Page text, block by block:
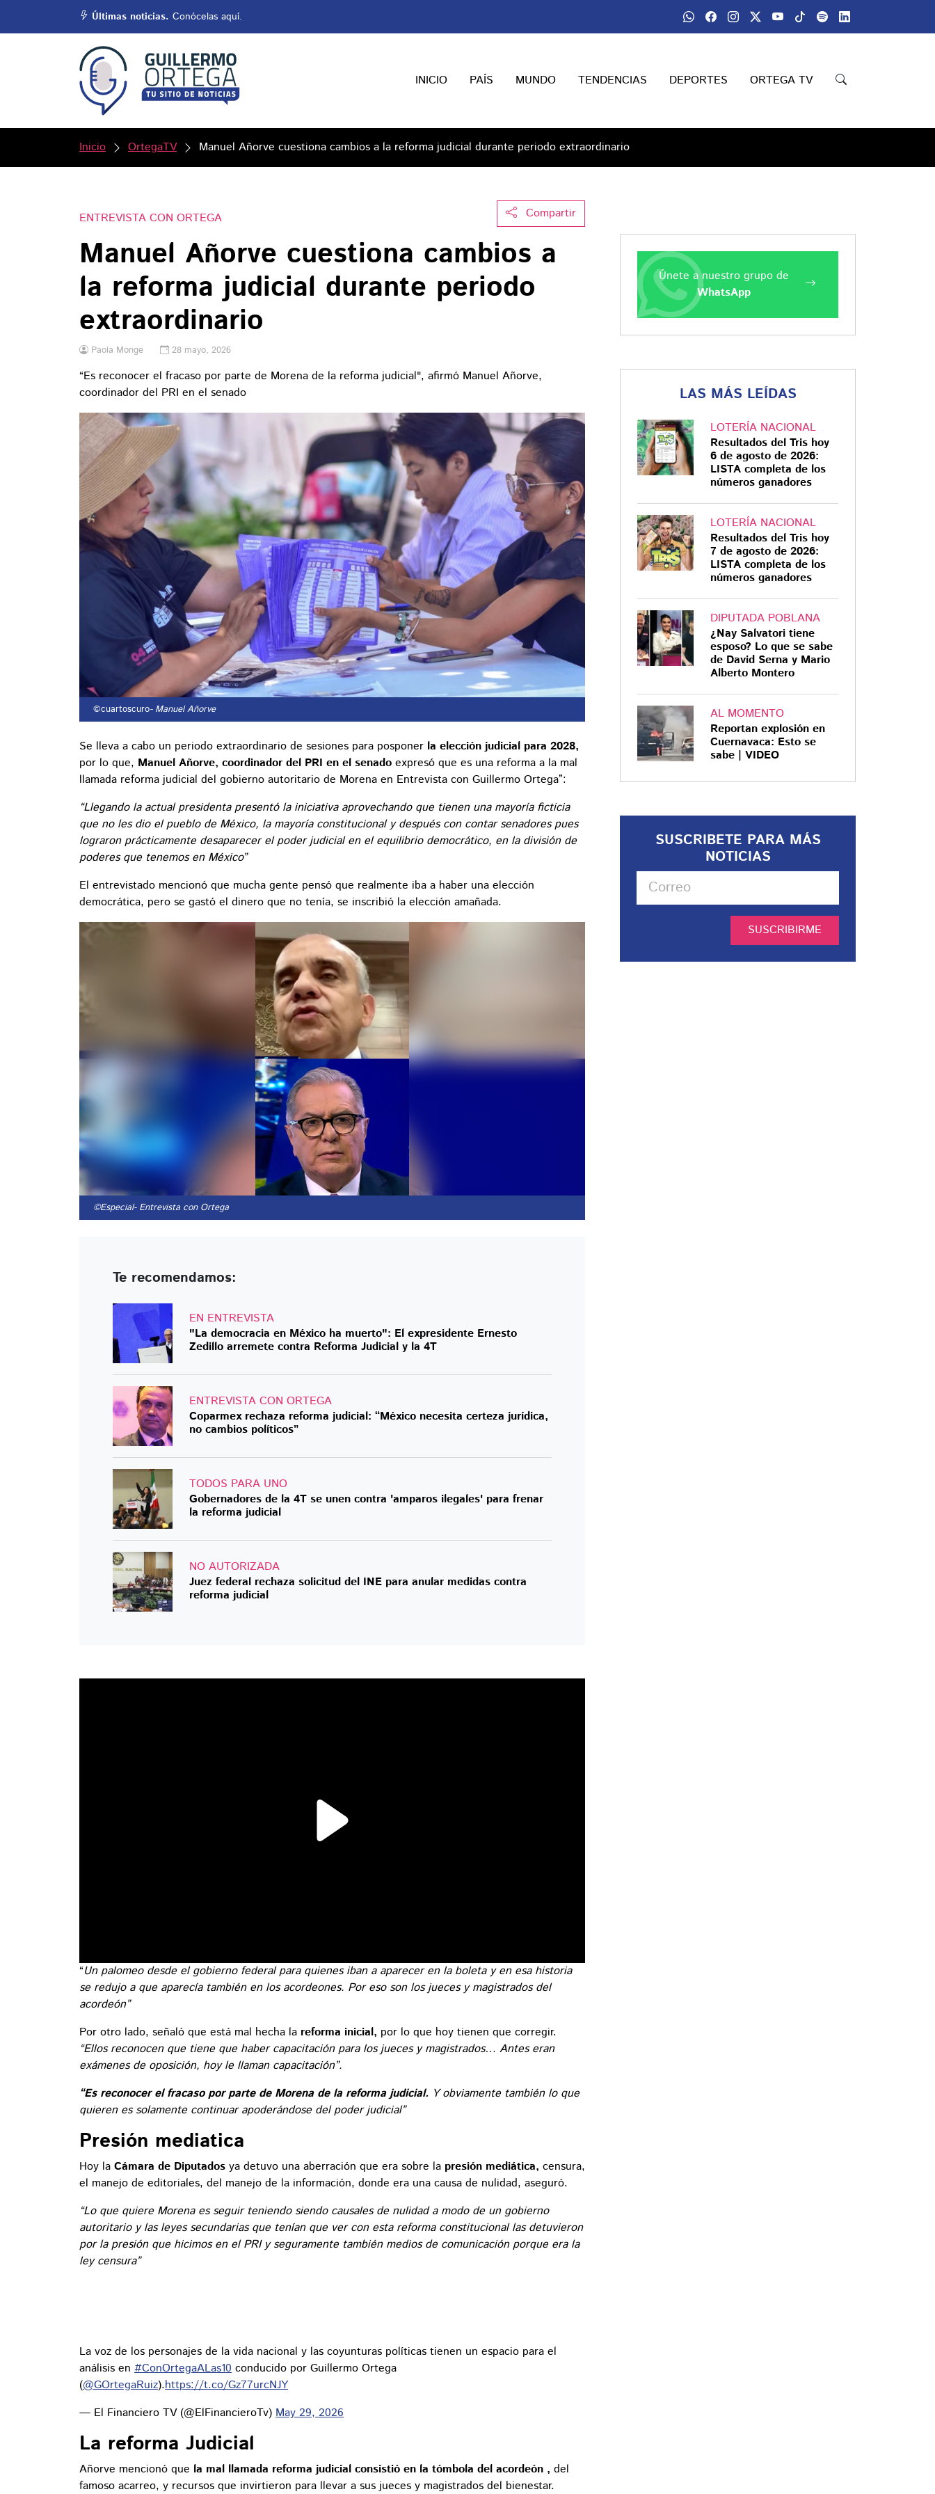
Últimas noticias. Conócelas aquí.
INICIO PAÍS MUNDO TENDENCIAS DEPORTES ORTEGA TV
Inicio OrtegaTV Manuel Añorve cuestiona cambios a la reforma judicial durante periodo extraordinario
Compartir
ENTREVISTA CON ORTEGA
Manuel Añorve cuestiona cambios a
la reforma judicial durante periodo
extraordinario
Paola Monge 28 mayo, 2026
“Es reconocer el fracaso por parte de Morena de la reforma judicial", afirmó Manuel Añorve,
coordinador del PRI en el senado
©cuartoscuro- Manuel Añorve
Se lleva a cabo un periodo extraordinario de sesiones para posponer la elección judicial para 2028,
por lo que, Manuel Añorve, coordinador del PRI en el senado expresó que es una reforma a la mal
llamada reforma judicial del gobierno autoritario de Morena en Entrevista con Guillermo Ortega”:
“Llegando la actual presidenta presentó la iniciativa aprovechando que tienen una mayoría ficticia
que no les dio el pueblo de México, la mayoría constitucional y después con contar senadores pues
lograron prácticamente desaparecer el poder judicial en el equilibrio democrático, en la división de
poderes que tenemos en México”
El entrevistado mencionó que mucha gente pensó que realmente iba a haber una elección
democrática, pero se gastó el dinero que no tenía, se inscribió la elección amañada.
©Especial- Entrevista con Ortega
Te recomendamos:
EN ENTREVISTA
"La democracia en México ha muerto": El expresidente Ernesto
Zedillo arremete contra Reforma Judicial y la 4T
ENTREVISTA CON ORTEGA
Coparmex rechaza reforma judicial: “México necesita certeza jurídica,
no cambios políticos”
TODOS PARA UNO
Gobernadores de la 4T se unen contra 'amparos ilegales' para frenar
la reforma judicial
NO AUTORIZADA
Juez federal rechaza solicitud del INE para anular medidas contra
reforma judicial
“Un palomeo desde el gobierno federal para quienes iban a aparecer en la boleta y en esa historia
se redujo a que aparecía también en los acordeones. Por eso son los jueces y magistrados del
acordeón”
Por otro lado, señaló que está mal hecha la reforma inicial, por lo que hoy tienen que corregir.
“Ellos reconocen que tiene que haber capacitación para los jueces y magistrados… Antes eran
exámenes de oposición, hoy le llaman capacitación”.
“Es reconocer el fracaso por parte de Morena de la reforma judicial. Y obviamente también lo que
quieren es solamente continuar apoderándose del poder judicial”
Presión mediatica
Hoy la Cámara de Diputados ya detuvo una aberración que era sobre la presión mediática, censura,
el manejo de editoriales, del manejo de la información, donde era una causa de nulidad, aseguró.
“Lo que quiere Morena es seguir teniendo siendo causales de nulidad a modo de un gobierno
autoritario y las leyes secundarias que tenían que ver con esta reforma constitucional las detuvieron
por la presión que hicimos en el PRI y seguramente también medios de comunicación porque era la
ley censura”
La voz de los personajes de la vida nacional y las coyunturas políticas tienen un espacio para el
análisis en #ConOrtegaALas10 conducido por Guillermo Ortega
(@GOrtegaRuiz).https://t.co/Gz77urcNJY
— El Financiero TV (@ElFinancieroTv) May 29, 2026
La reforma Judicial
Añorve mencionó que la mal llamada reforma judicial consistió en la tómbola del acordeón , del
famoso acarreo, y recursos que invirtieron para llevar a sus jueces y magistrados del bienestar.
Únete a nuestro grupo de
WhatsApp
LAS MÁS LEÍDAS
LOTERÍA NACIONAL
Resultados del Tris hoy
6 de agosto de 2026:
LISTA completa de los
números ganadores
LOTERÍA NACIONAL
Resultados del Tris hoy
7 de agosto de 2026:
LISTA completa de los
números ganadores
DIPUTADA POBLANA
¿Nay Salvatori tiene
esposo? Lo que se sabe
de David Serna y Mario
Alberto Montero
AL MOMENTO
Reportan explosión en
Cuernavaca: Esto se
sabe | VIDEO
SUSCRIBETE PARA MÁS
NOTICIAS
SUSCRIBIRME